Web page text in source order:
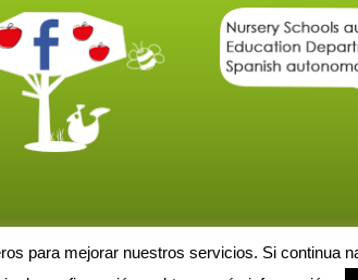
para mejorar nuestros servicios. Si continua
Aviso Legal Política de cookies Protección de datos